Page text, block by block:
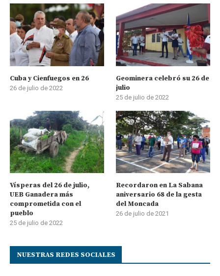
Cuba y Cienfuegos en 26
26 de julio de 2022
Geominera celebró su 26 de
julio
25 de julio de 2022
Vísperas del 26 de julio,
UEB Ganadera más
comprometida con el
pueblo
25 de julio de 2022
Recordaron en La Sabana
aniversario 68 de la gesta
del Moncada
26 de julio de 2021
NUESTRAS REDES SOCIALES